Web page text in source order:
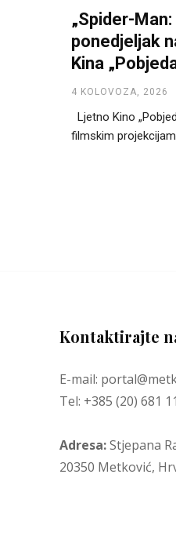
„Spider-
ponedjeljak
Kina
4 KOLOVOZA, 2026
Ljetno Kino
filmskim
Kontaktirajte
E-mail:
Tel: +385 (20) 681
Adresa:Stjepana
20350 Metković,